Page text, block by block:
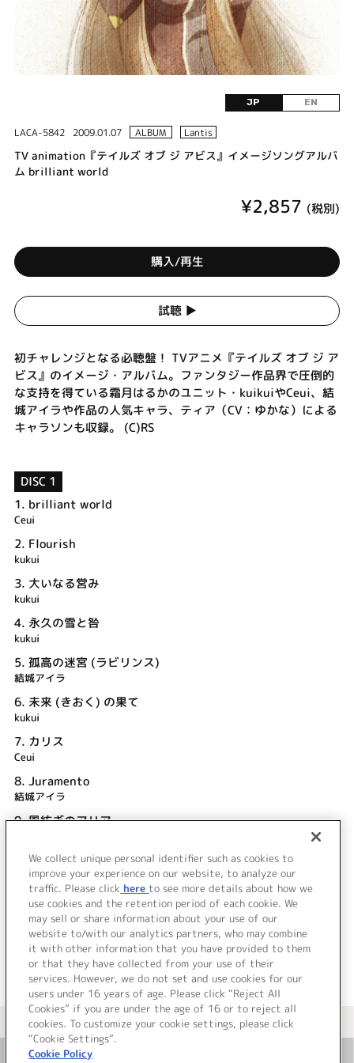
JP EN
LACA-5842 2009.01.07 ALBUM Lantis
TV animation『テイルズ オブ ジ アビス』イメージソングアルバ
ム brilliant world
¥2,857 (税別)
購入/再生
試聴 ▶︎
初チャレンジとなる必聴盤！ TVアニメ『テイルズ オブ ジ ア
ビス』のイメージ・アルバム。ファンタジー作品界で圧倒的
な支持を得ている霜月はるかのユニット・kuikuiやCeui、結
城アイラや作品の人気キャラ、ティア（CV：ゆかな）による
キャラソンも収録。 (C)RS
DISC 1
1. brilliant world
Ceui
2. Flourish
kukui
3. 大いなる営み
kukui
4. 永久の雪と咎
kukui
5. 孤高の迷宮 (ラビリンス)
結城アイラ
6. 未来 (きおく) の果て
kukui
7. カリス
Ceui
8. Juramento
結城アイラ
9.風紡ぎのアリア
10.Passage
kukui
＜ BACK
＜ カタログサイト トップページへ
We collect unique personal identifier such as cookies to
improve your experience on our website, to analyze our
traffic. Please click here to see more details about how we
use cookies and the retention period of each cookie. We
may sell or share information about your use of our
website to/with our analytics partners, who may combine
it with other information that you have provided to them
or that they have collected from your use of their
services. However, we do not set and use cookies for our
users under 16 years of age. Please click “Reject All
Cookies” if you are under the age of 16 or to reject all
cookies. To customize your cookie settings, please click
“Cookie Settings”.
Cookie Policy